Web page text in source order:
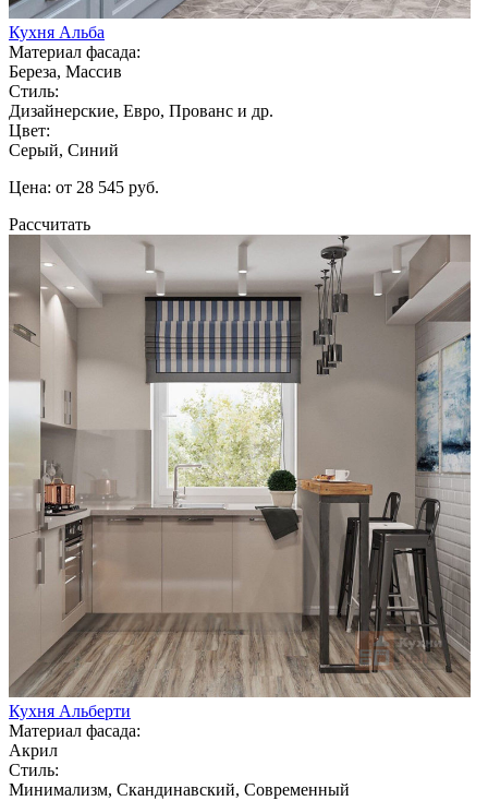
Кухня Альба
Материал фасада:
Береза, Массив
Стиль:
Дизайнерские, Евро, Прованс и др.
Цвет:
Серый, Синий
Цена: от 28 545 руб.
Рассчитать
Кухня Альберти
Материал фасада:
Акрил
Стиль:
Минимализм, Скандинавский, Современный